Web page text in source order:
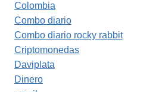
Colombia
Combo diario
Combo diario rocky rabbit
Criptomonedas
Daviplata
Dinero